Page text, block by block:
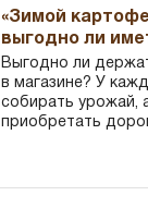
«Зимой
выгодно ли
Выгодно ли
в магазине? У
собирать урожай,
приобретать